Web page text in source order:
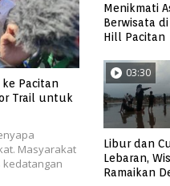
ke Pacitan
Trail untuk
Masyarakat
kedatangan
Menikmati
Berwisata
Hill Pacitan
03:30
Libur dan
Lebaran,
Ramaikan